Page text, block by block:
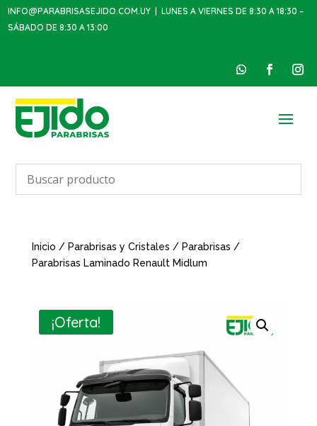
INFO@PARABRISASEJIDO.COM.UY | LUNES A VIERNES DE 8:30 A 18:30 –
SÁBADO DE 8:30 A 13:00
Inicio / Parabrisas y Cristales / Parabrisas /
Parabrisas Laminado Renault Midlum
¡Oferta!